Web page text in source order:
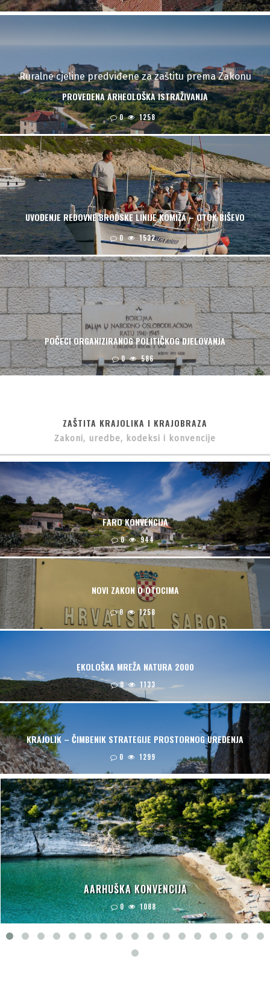
Ruralne cjeline predviđene za zaštitu prema Zakonu
PROVEDENA ARHEOLOŠKA ISTRAŽIVANJA
0 1258
UVOĐENJE REDOVNE BRODSKE LINIJE KOMIŽA – OTOK BIŠEVO
0 1532
POČECI ORGANIZIRANOG POLITIČKOG DJELOVANJA
0 586
ZAŠTITA KRAJOLIKA I KRAJOBRAZA
Zakoni, uredbe, kodeksi i konvencije
FARO KONVENCIJA
0 944
NOVI ZAKON O OTOCIMA
0 1258
EKOLOŠKA MREŽA NATURA 2000
0 1133
KRAJOLIK – ČIMBENIK STRATEGIJE PROSTORNOG UREĐENJA
0 1299
AARHUŠKA KONVENCIJA
0 1088